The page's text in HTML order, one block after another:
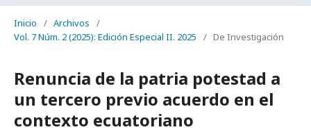
Inicio / Archivos
/
Vol. 7 Núm. 2 (2025): Edición Especial II. 2025
/ De Investigación
Renuncia de la patria potestad a
un tercero previo acuerdo en el
contexto ecuatoriano